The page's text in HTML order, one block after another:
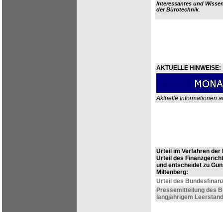
Interessantes und
der Bürotechnik.
AKTUELLE HINWEISE:
Aktuelle Informationen
Urteil im Verfahren der
Urteil des
und entscheidet zu
Miltenberg:
Urteil des
Pressemitteilung des
langjährigem